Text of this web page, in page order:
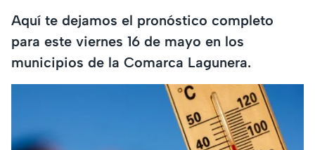
Aquí te dejamos el pronóstico completo
para este viernes 16 de mayo en los
municipios de la Comarca Lagunera.